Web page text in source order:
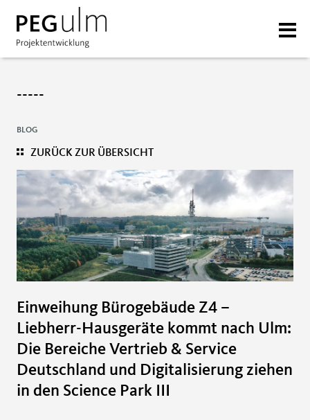
-----
BLOG
ZURÜCK ZUR ÜBERSICHT
Einweihung Bürogebäude Z4 –
Liebherr-Hausgeräte kommt nach Ulm:
Die Bereiche Vertrieb & Service
Deutschland und Digitalisierung ziehen
in den Science Park III